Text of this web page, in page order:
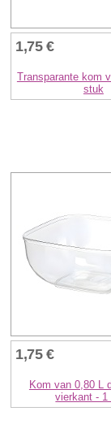
1,75 €
Transparante kom
stuk
1,75 €
Kom van 0,80 L
vierkant - 1